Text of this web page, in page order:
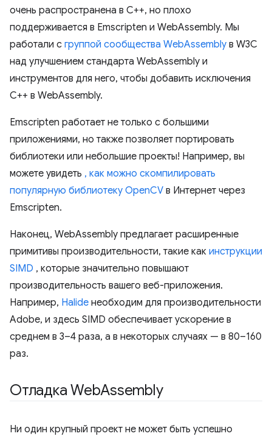
очень распространена в C++, но плохо
поддерживается в Emscripten и WebAssembly. Мы
работали с группой сообщества WebAssembly в W3C
над улучшением стандарта WebAssembly и
инструментов для него, чтобы добавить исключения
C++ в WebAssembly.
Emscripten работает не только с большими
приложениями, но также позволяет портировать
библиотеки или небольшие проекты! Например, вы
можете увидеть , как можно скомпилировать
популярную библиотеку OpenCV в Интернет через
Emscripten.
Наконец, WebAssembly предлагает расширенные
примитивы производительности, такие как инструкции
SIMD , которые значительно повышают
производительность вашего веб-приложения.
Например, Halide необходим для производительности
Adobe, и здесь SIMD обеспечивает ускорение в
среднем в 3–4 раза, а в некоторых случаях — в 80–160
раз.
Отладка WebAssembly
Ни один крупный проект не может быть успешно